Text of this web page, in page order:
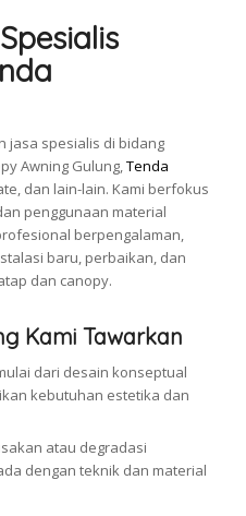
jasa spesialis di bidang
Awning Gulung,Tenda
dan lain-lain. Kami berfokus
penggunaan material
berpengalaman,
baru, perbaikan, dan
dan canopy.
Kami Tawarkan
dari desain konseptual
kebutuhan estetika dan
atau degradasi
dengan teknik dan material